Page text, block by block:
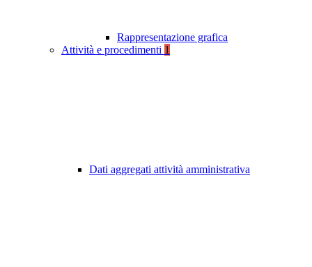
Rappresentazione grafica
Attività e procedimenti 1
Dati aggregati attività amministrativa